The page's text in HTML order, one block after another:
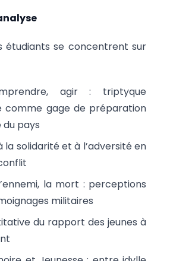
étudiants se concentrent sur
agir : triptyque
comme gage de préparation
du pays
la solidarité et à l’adversité en
la mort : perceptions
militaires
du rapport des jeunes à